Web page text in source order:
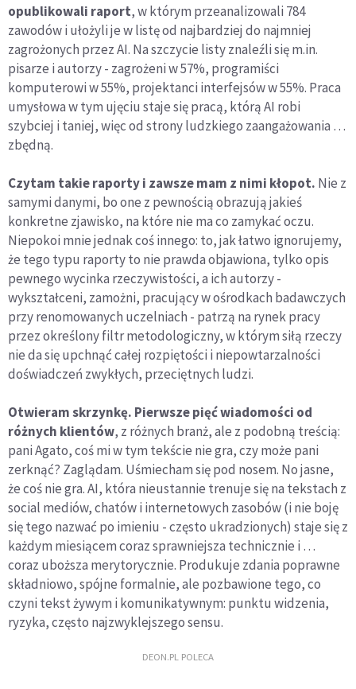
opublikowali raport, w którym przeanalizowali 784
zawodów i ułożyli je w listę od najbardziej do najmniej
zagrożonych przez AI. Na szczycie listy znaleźli się m.in.
pisarze i autorzy - zagrożeni w 57%, programiści
komputerowi w 55%, projektanci interfejsów w 55%. Praca
umysłowa w tym ujęciu staje się pracą, którą AI robi
szybciej i taniej, więc od strony ludzkiego zaangażowania …
zbędną.
Czytam takie raporty i zawsze mam z nimi kłopot. Nie z
samymi danymi, bo one z pewnością obrazują jakieś
konkretne zjawisko, na które nie ma co zamykać oczu.
Niepokoi mnie jednak coś innego: to, jak łatwo ignorujemy,
że tego typu raporty to nie prawda objawiona, tylko opis
pewnego wycinka rzeczywistości, a ich autorzy -
wykształceni, zamożni, pracujący w ośrodkach badawczych
przy renomowanych uczelniach - patrzą na rynek pracy
przez określony filtr metodologiczny, w którym siłą rzeczy
nie da się upchnąć całej rozpiętości i niepowtarzalności
doświadczeń zwykłych, przeciętnych ludzi.
Otwieram skrzynkę. Pierwsze pięć wiadomości od
różnych klientów, z różnych branż, ale z podobną treścią:
pani Agato, coś mi w tym tekście nie gra, czy może pani
zerknąć? Zaglądam. Uśmiecham się pod nosem. No jasne,
że coś nie gra. AI, która nieustannie trenuje się na tekstach z
social mediów, chatów i internetowych zasobów (i nie boję
się tego nazwać po imieniu - często ukradzionych) staje się z
każdym miesiącem coraz sprawniejsza technicznie i …
coraz uboższa merytorycznie. Produkuje zdania poprawne
składniowo, spójne formalnie, ale pozbawione tego, co
czyni tekst żywym i komunikatywnym: punktu widzenia,
ryzyka, często najzwyklejszego sensu.
DEON.PL POLECA